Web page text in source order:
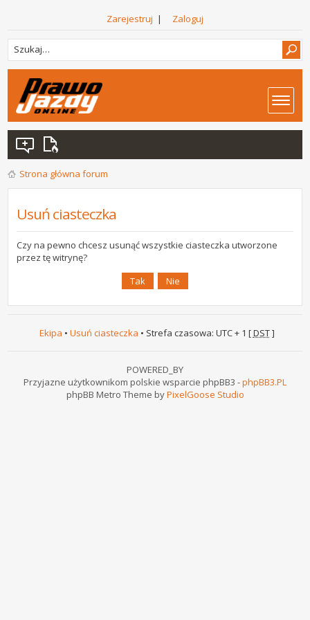
Zarejestruj | Zaloguj
Strona główna forum
Usuń ciasteczka
Czy na pewno chcesz usunąć wszystkie ciasteczka utworzone
przez tę witrynę?
Ekipa • Usuń ciasteczka • Strefa czasowa: UTC + 1 [DST]
POWERED_BY
Przyjazne użytkownikom polskie wsparcie phpBB3 -phpBB3.PL
phpBB Metro Theme byPixelGoose Studio